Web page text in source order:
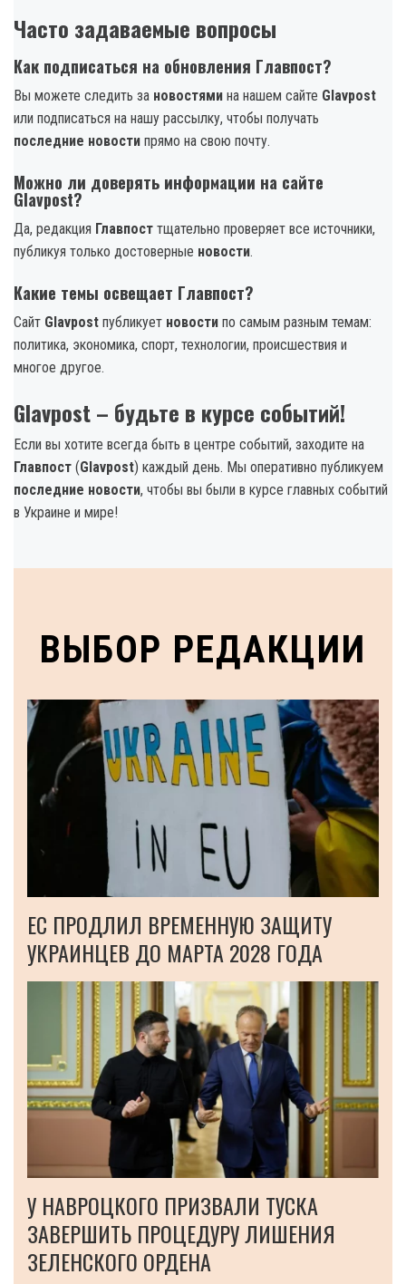
Часто задаваемые вопросы
Как подписаться на обновления Главпост?
Вы можете следить за новостями на нашем сайте Glavpost
или подписаться на нашу рассылку, чтобы получать
последние новости прямо на свою почту.
Можно ли доверять информации на сайте
Glavpost?
Да, редакция Главпост тщательно проверяет все источники,
публикуя только достоверные новости.
Какие темы освещает Главпост?
Сайт Glavpost публикует новости по самым разным темам:
политика, экономика, спорт, технологии, происшествия и
многое другое.
Glavpost – будьте в курсе событий!
Если вы хотите всегда быть в центре событий, заходите на
Главпост (Glavpost) каждый день. Мы оперативно публикуем
последние новости, чтобы вы были в курсе главных событий
в Украине и мире!
ВЫБОР РЕДАКЦИИ
ЕС ПРОДЛИЛ ВРЕМЕННУЮ ЗАЩИТУ
УКРАИНЦЕВ ДО МАРТА 2028 ГОДА
У НАВРОЦКОГО ПРИЗВАЛИ ТУСКА
ЗАВЕРШИТЬ ПРОЦЕДУРУ ЛИШЕНИЯ
ЗЕЛЕНСКОГО ОРДЕНА